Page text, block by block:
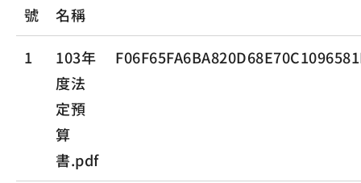
號
名稱
1
103年
度法
定預
算
書.pdf